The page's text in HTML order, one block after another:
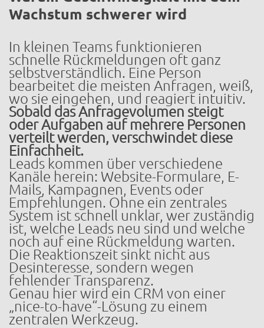
Wachstum schwerer wird
In kleinen Teams funktionieren
schnelle Rückmeldungen oft ganz
selbstverständlich. Eine Person
bearbeitet die meisten Anfragen, weiß,
wo sie eingehen, und reagiert intuitiv.
Sobald das Anfragevolumen steigt
oder Aufgaben auf mehrere Personen
verteilt werden, verschwindet diese
Einfachheit.
Leads kommen über verschiedene
Kanäle herein: Website-Formulare, E-
Mails, Kampagnen, Events oder
Empfehlungen. Ohne ein zentrales
System ist schnell unklar, wer zuständig
ist, welche Leads neu sind und welche
noch auf eine Rückmeldung warten.
Die Reaktionszeit sinkt nicht aus
Desinteresse, sondern wegen
fehlender Transparenz.
Genau hier wird ein CRM von einer
„nice-to-have“-Lösung zu einem
zentralen Werkzeug.